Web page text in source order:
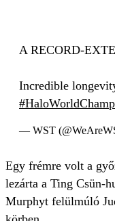
A RECORD-
Incredible
— WST
Egy frémre volt a
lezárta a Ting Csün-
Murphyt felülmúló